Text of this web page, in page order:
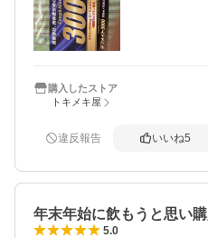
購入したストア
トキメキ屋
違反報告 いいね5
年末年始に飲もうと思い
5.0